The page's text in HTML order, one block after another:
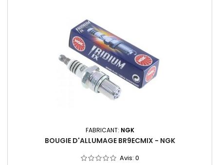
FABRICANT: NGK
BOUGIE D'ALLUMAGE BR9ECMIX - NGK
Avis: 0